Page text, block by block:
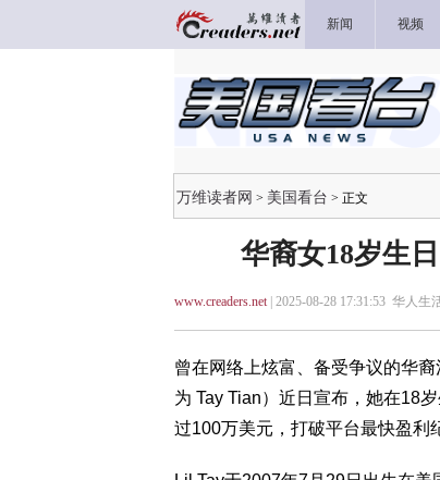
新闻 视频
万维读者网 > 美国看台 > 正文
华裔女18岁生
www.creaders.net| 2025-08-28 17:31:53 华人生
曾在网络上炫富、备受争议的华
为 Tay Tian）近日宣布，她在18
过100万美元，打破平台最快盈利